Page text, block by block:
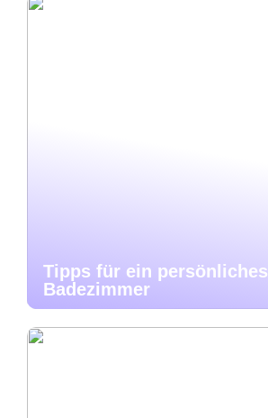
Tipps für ein persönliches
Badezimmer